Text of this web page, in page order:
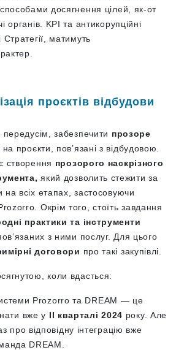
досягнення цілей, як-от
органів. KPI та антикорупційні
матимуть
проєктів відбудови
передусім, забезпечити прозоре
на проєкти, пов’язані з відбудовою.
створення прозорого наскрізного
який дозволить стежити за
на всіх етапах, застосовуючи
Окрім того, стоїть завдання
практики та інструменти
з ними послуг. Для цього
договори про такі закупівлі.
коли вдасться:
Prozorro та DREAM — це
вже у II кварталі 2024 року. Але
про відповідну інтеграцію вже
DREAM.